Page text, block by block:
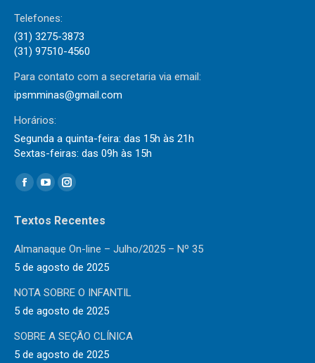
Telefones:
(31) 3275-3873
(31) 97510-4560
Para contato com a secretaria via email:
ipsmminas@gmail.com
Horários:
Segunda a quinta-feira: das 15h às 21h
Sextas-feiras: das 09h às 15h
Encontre-nos em:
Facebook
opens
in
new
YouTube
opens
in
new
Instagram
opens
in
new
Textos Recentes
Almanaque On-line – Julho/2025 – Nº 35
5 de agosto de 2025
NOTA SOBRE O INFANTIL
5 de agosto de 2025
SOBRE A SEÇÃO CLÍNICA
5 de agosto de 2025